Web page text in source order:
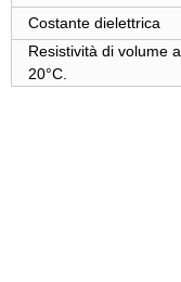
Costante dielettrica
Resistività di volume a
20°C.